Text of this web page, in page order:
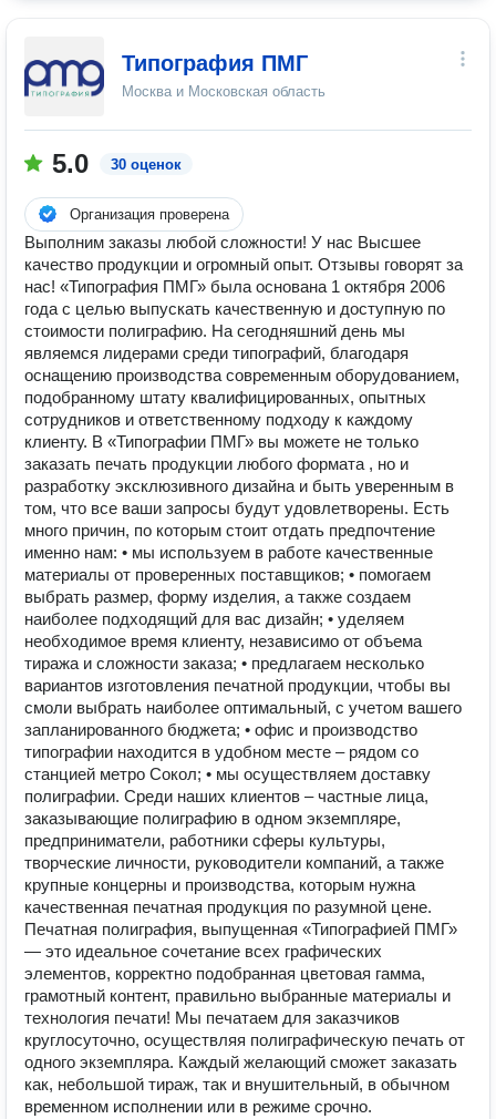
Типография ПМГ
Москва и Московская область
5.0 30 оценок
Организация проверена
Выполним заказы любой сложности! У нас Высшее
качество продукции и огромный опыт. Отзывы говорят за
нас! «Типография ПМГ» была основана 1 октября 2006
года с целью выпускать качественную и доступную по
стоимости полиграфию. На сегодняшний день мы
являемся лидерами среди типографий, благодаря
оснащению производства современным оборудованием,
подобранному штату квалифицированных, опытных
сотрудников и ответственному подходу к каждому
клиенту. В «Типографии ПМГ» вы можете не только
заказать печать продукции любого формата , но и
разработку эксклюзивного дизайна и быть уверенным в
том, что все ваши запросы будут удовлетворены. Есть
много причин, по которым стоит отдать предпочтение
именно нам: • мы используем в работе качественные
материалы от проверенных поставщиков; • помогаем
выбрать размер, форму изделия, а также создаем
наиболее подходящий для вас дизайн; • уделяем
необходимое время клиенту, независимо от объема
тиража и сложности заказа; • предлагаем несколько
вариантов изготовления печатной продукции, чтобы вы
смоли выбрать наиболее оптимальный, с учетом вашего
запланированного бюджета; • офис и производство
типографии находится в удобном месте – рядом со
станцией метро Сокол; • мы осуществляем доставку
полиграфии. Среди наших клиентов – частные лица,
заказывающие полиграфию в одном экземпляре,
предприниматели, работники сферы культуры,
творческие личности, руководители компаний, а также
крупные концерны и производства, которым нужна
качественная печатная продукция по разумной цене.
Печатная полиграфия, выпущенная «Типографией ПМГ»
— это идеальное сочетание всех графических
элементов, корректно подобранная цветовая гамма,
грамотный контент, правильно выбранные материалы и
технология печати! Мы печатаем для заказчиков
круглосуточно, осуществляя полиграфическую печать от
одного экземпляра. Каждый желающий сможет заказать
как, небольшой тираж, так и внушительный, в обычном
временном исполнении или в режиме срочно.